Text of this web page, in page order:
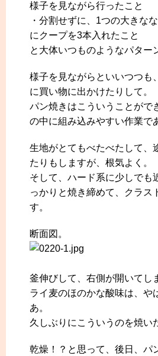
様子を見ながら行ったこと
・分割せずに、1つの大きな
にクープを3本入れたこと
と大体いつものようなパター
様子を見ながらといいつつも
に買い物に出かけたりして。
パン焼きはこういうことがで
の中に組み込みやすい作業で
生地がとてもべたべたして、
たりもしますが、根気よく。
そして、ハード系に少しでも
っかりと焼き締めて、クラス
す。
断面図。
釜伸びして、右側が開いてし
ライ麦のほのかな酸味は、や
あ。
久しぶりにこういうのを焼い
乾燥！？と思って、後日、パ